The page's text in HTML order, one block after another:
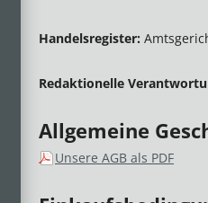
Handelsregister:
Redaktionelle
Allgemeine
Unsere AGB als PDF